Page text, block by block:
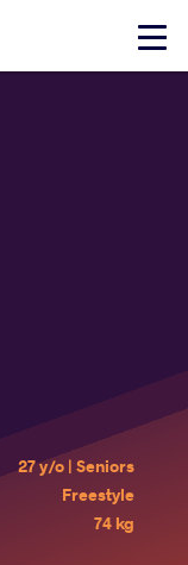
Click
27 y/o | Seniors
Freestyle
74 kg